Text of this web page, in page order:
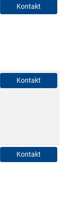
Kontakt
Kontakt
Kontakt